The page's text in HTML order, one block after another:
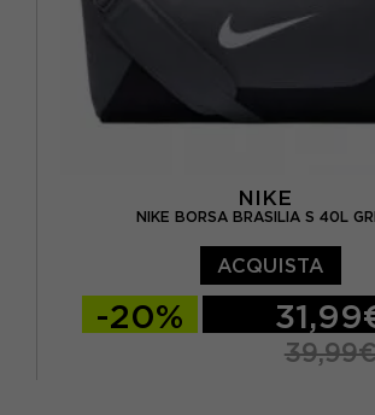
NIKE
NIKE BORSA BRASILIA S 40L
ACQUISTA
-20%